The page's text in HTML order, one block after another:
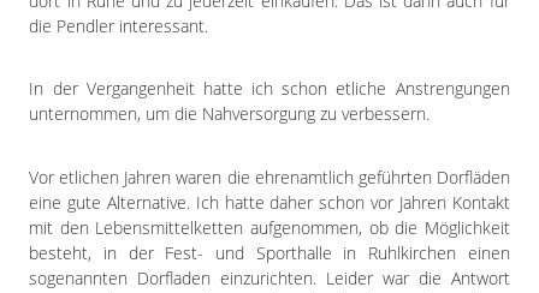
die Pendler interessant.
In der Vergangenheit hatte ich schon etliche Anstrengungen
unternommen, um die Nahversorgung zu verbessern.
Vor etlichen Jahren waren die ehrenamtlich geführten Dorfläden
eine gute Alternative. Ich hatte daher schon vor Jahren Kontakt
mit den Lebensmittelketten aufgenommen, ob die Möglichkeit
besteht, in der Fest- und Sporthalle in Ruhlkirchen einen
sogenannten Dorfladen einzurichten. Leider war die Antwort